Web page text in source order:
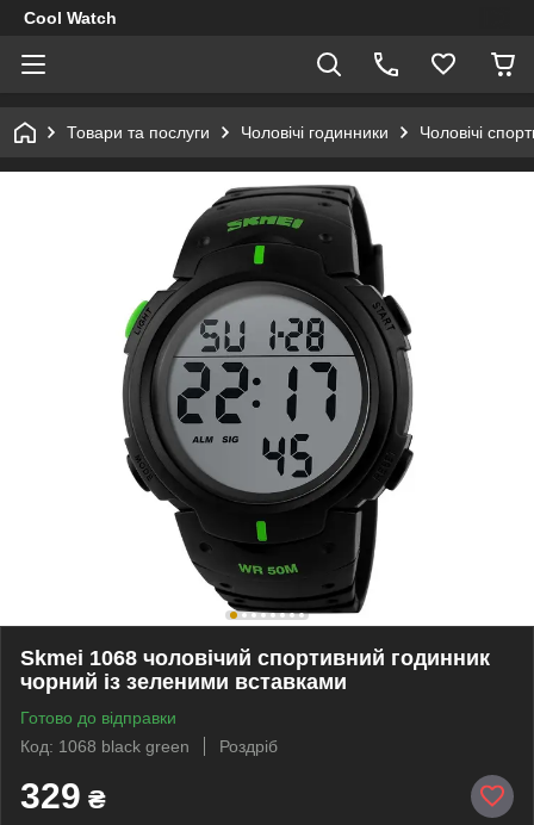
Cool Watch
Товари та послуги Чоловічі годинники Чоловічі
Skmei 1068 чоловічий спортивний годинник
чорний із зеленими вставками
Готово до відправки
Код: 1068 black green
Роздріб
329 ₴